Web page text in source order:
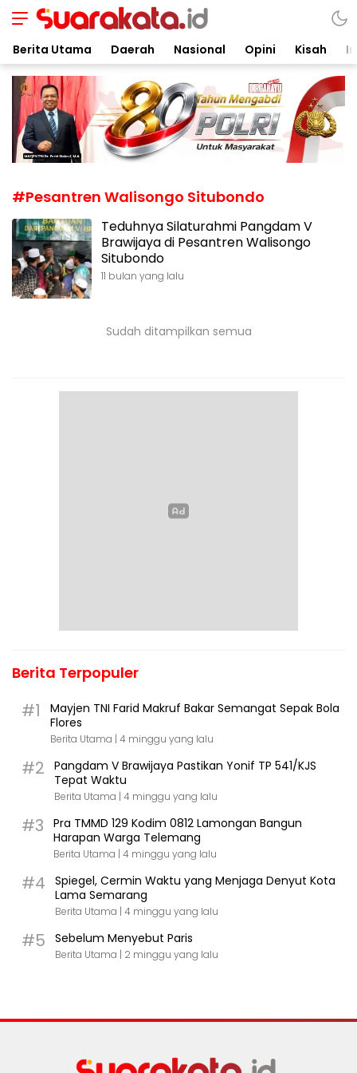
Suarakata.id
Kata Bicara Suara Bergerak
Berita Utama Daerah Nasional Opini Kisah
#Pesantren Walisongo Situbondo
Teduhnya Silaturahmi Pangdam V
Brawijaya di Pesantren Walisongo
Situbondo
11 bulan yang lalu
Sudah ditampilkan semua
Berita Terpopuler
#1
Mayjen TNI Farid Makruf Bakar Semangat Sepak Bola
Flores
Berita Utama | 4 minggu yang lalu
#2
Pangdam V Brawijaya Pastikan Yonif TP 541/KJS
Tepat Waktu
Berita Utama | 4 minggu yang lalu
#3
Pra TMMD 129 Kodim 0812 Lamongan Bangun
Harapan Warga Telemang
Berita Utama | 4 minggu yang lalu
#4
Spiegel, Cermin Waktu yang Menjaga Denyut Kota
Lama Semarang
Berita Utama | 4 minggu yang lalu
#5 Sebelum Menyebut Paris
Berita Utama | 2 minggu yang lalu